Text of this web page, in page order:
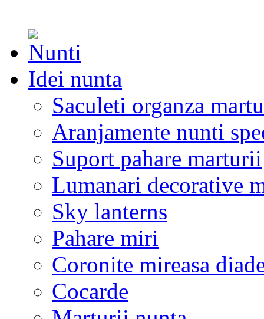
Idei nunta
Saculeti organza
Aranjamente nunti
Suport pahare marturii
Lumanari decorative
Sky lanterns
Pahare miri
Coronite mireasa
Cocarde